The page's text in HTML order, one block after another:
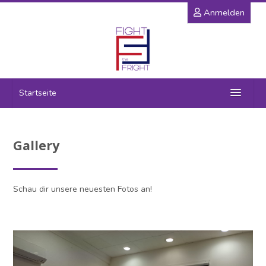
Anmelden
Startseite
Partner
Ergebnisse
Gallery
Schau dir unsere neuesten Fotos an!